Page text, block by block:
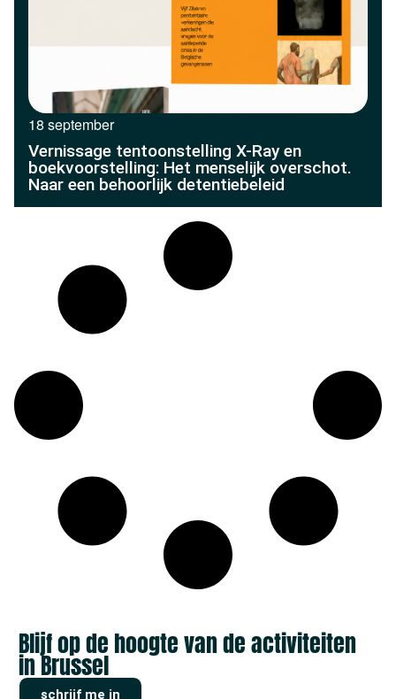
18 september
Vernissage tentoonstelling X-Ray en
boekvoorstelling: Het menselijk overschot.
Naar een behoorlijk detentiebeleid
Blijf op de hoogte van de activiteiten
in Brussel
schrijf me in